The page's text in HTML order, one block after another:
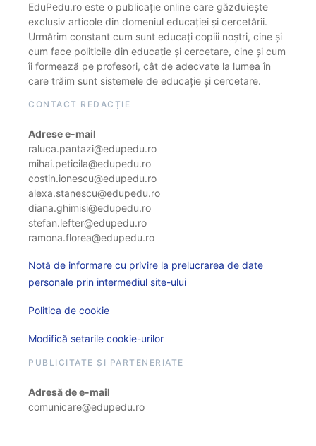
EduPedu.ro este o publicație online care găzduiește
exclusiv articole din domeniul educației și cercetării.
Urmărim constant cum sunt educați copiii noștri, cine și
cum face politicile din educație și cercetare, cine și cum
îi formează pe profesori, cât de adecvate la lumea în
care trăim sunt sistemele de educație și cercetare.
CONTACT REDACȚIE
Adrese e-mail
raluca.pantazi@edupedu.ro
mihai.peticila@edupedu.ro
costin.ionescu@edupedu.ro
alexa.stanescu@edupedu.ro
diana.ghimisi@edupedu.ro
stefan.lefter@edupedu.ro
ramona.florea@edupedu.ro
Notă de informare cu privire la prelucrarea de date
personale prin intermediul site-ului
Politica de cookie
Modifică setarile cookie-urilor
PUBLICITATE ȘI PARTENERIATE
Adresă de e-mail
comunicare@edupedu.ro